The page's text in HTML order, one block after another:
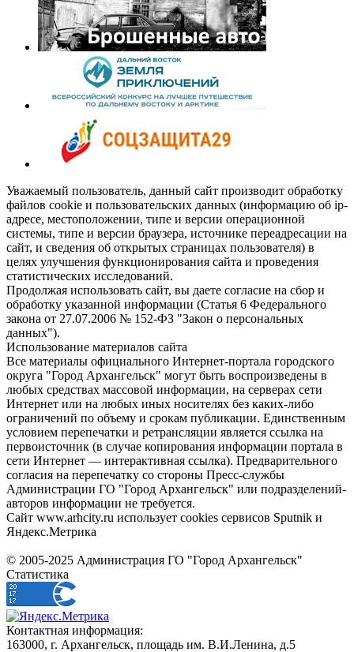
Уважаемый пользователь, данный сайт производит обработку
файлов cookie и пользовательских данных (информацию об ip-
адресе, местоположении, типе и версии операционной
системы, типе и версии браузера, источнике переадресации на
сайт, и сведения об открытых страницах пользователя) в
целях улучшения функционирования сайта и проведения
статистических исследований.
Продолжая использовать сайт, вы даете согласие на сбор и
обработку указанной информации (Статья 6 Федерального
закона от 27.07.2006 № 152-ФЗ "Закон о персональных
данных").
Использование материалов сайта
Все материалы официального Интернет-портала городского
округа "Город Архангельск" могут быть воспроизведены в
любых средствах массовой информации, на серверах сети
Интернет или на любых иных носителях без каких-либо
ограничений по объему и срокам публикации. Единственным
условием перепечатки и ретрансляции является ссылка на
первоисточник (в случае копирования информации портала в
сети Интернет — интерактивная ссылка). Предварительного
согласия на перепечатку со стороны Пресс-службы
Администрации ГО "Город Архангельск" или подразделений-
авторов информации не требуется.
Сайт www.arhcity.ru использует cookies сервисов Sputnik и
Яндекс.Метрика
© 2005-2025 Администрация ГО "Город Архангельск"
Статистика
Контактная информация:
163000, г. Архангельск, площадь им. В.И.Ленина, д.5